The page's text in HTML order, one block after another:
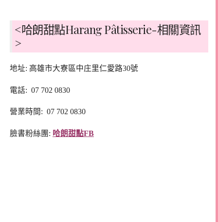
<哈朗甜點Harang Pâtisserie-相關資訊
>
地址: 高雄市大寮區中庄里仁愛路30號
電話: 07 702 0830
營業時間: 07 702 0830
臉書粉絲團: 哈朗甜點FB